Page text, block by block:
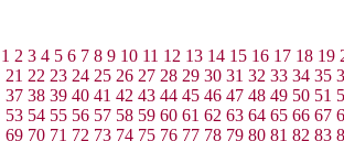
1 2 3 4 5 6 7 8 9 10 11 12 13 14 15 16 17 18 19
21 22 23 24 25 26 27 28 29 30 31 32 33 34 35
37 38 39 40 41 42 43 44 45 46 47 48 49 50 51
53 54 55 56 57 58 59 60 61 62 63 64 65 66 67
69 70 71 72 73 74 75 76 77 78 79 80 81 82 83